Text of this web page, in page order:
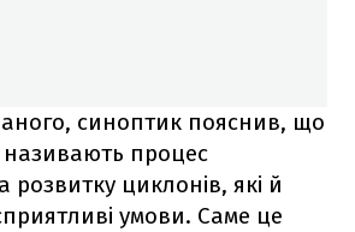
синоптик пояснив, що
процес
циклонів, які й
умови. Саме це